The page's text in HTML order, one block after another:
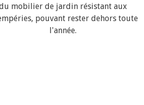
mobilier de jardin résistant aux
pouvant rester dehors toute
l'année.